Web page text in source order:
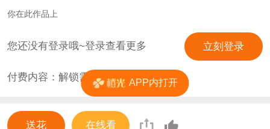
你在此作品上
您还没有登录哦~登录查看更多 立刻登录
付费内容：解锁需 17 花
送花 在线看
APP内打开